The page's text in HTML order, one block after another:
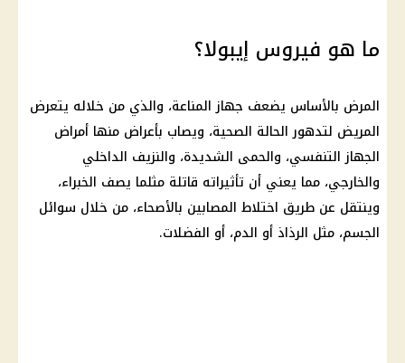
ما هو فيروس إيبولا؟
المرض بالأساس يضعف جهاز المناعة، والذي من خلاله يتعرض
المريض لتدهور الحالة الصحية، ويصاب بأعراض منها أمراض
الجهاز التنفسي، والحمى الشديدة، والنزيف الداخلي
والخارجي، مما يعني أن تأثيراته قاتلة مثلما يصف الخبراء،
وينتقل عن طريق اختلاط المصابين بالأصحاء، من خلال سوائل
الجسم، مثل الرذاذ أو الدم، أو الفضلات.